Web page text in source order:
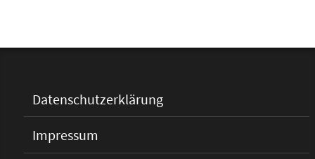
Datenschutzerklärung
Impressum